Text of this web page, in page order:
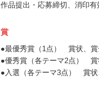
作品提出・応募締切、消印有
賞
●最優秀賞（1点） 賞状、賞
●優秀賞（各テーマ2点） 賞
●入選（各テーマ3点） 賞状